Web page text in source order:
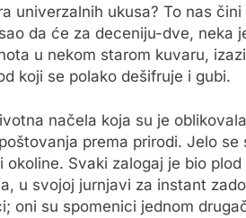
univerzalnih ukusa? To nas
da će za deceniju-dve, neka
u nekom starom kuvaru,
koji se polako dešifruje i gubi.
načela koja su je
prema prirodi. Jelo se
Svaki zalogaj je bio
u svojoj jurnjavi za instant
oni su spomenici jednom